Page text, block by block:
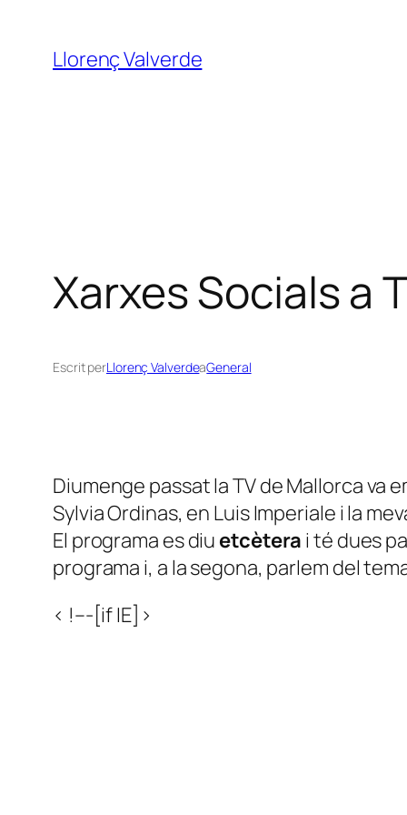
contingut
Llorenç Valverde
Xarxes Socials a
Escrit perLlorenç ValverdeaGeneral
Diumenge passat la TV de Mallorca va
Sylvia Ordinas, en Luis Imperiale i la
El programa es diu etcètera i té dues
programa i, a la segona, parlem del
< !–-[if IE]>